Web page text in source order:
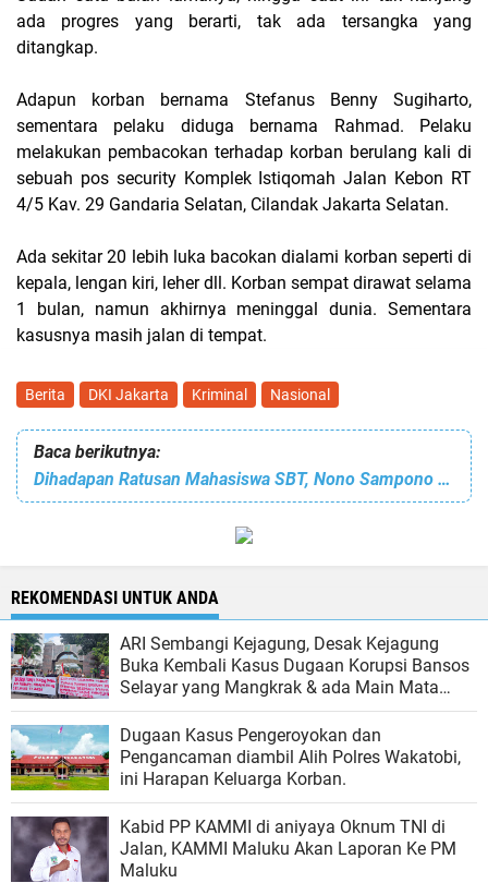
ada progres yang berarti, tak ada tersangka yang
ditangkap.
Adapun korban bernama Stefanus Benny Sugiharto,
sementara pelaku diduga bernama Rahmad. Pelaku
melakukan pembacokan terhadap korban berulang kali di
sebuah pos security Komplek Istiqomah Jalan Kebon RT
4/5 Kav. 29 Gandaria Selatan, Cilandak Jakarta Selatan.
Ada sekitar 20 lebih luka bacokan dialami korban seperti di
kepala, lengan kiri, leher dll. Korban sempat dirawat selama
1 bulan, namun akhirnya meninggal dunia. Sementara
kasusnya masih jalan di tempat.
Berita DKI Jakarta Kriminal Nasional
Baca berikutnya:
Dihadapan Ratusan Mahasiswa SBT, Nono Sampono Beberkan Sejumlah Kementerian Menolak UU Kepulauan
REKOMENDASI UNTUK ANDA
ARI Sembangi Kejagung, Desak Kejagung
Buka Kembali Kasus Dugaan Korupsi Bansos
Selayar yang Mangkrak & ada Main Mata
Kejari
Dugaan Kasus Pengeroyokan dan
Pengancaman diambil Alih Polres Wakatobi,
ini Harapan Keluarga Korban.
Kabid PP KAMMI di aniyaya Oknum TNI di
Jalan, KAMMI Maluku Akan Laporan Ke PM
Maluku